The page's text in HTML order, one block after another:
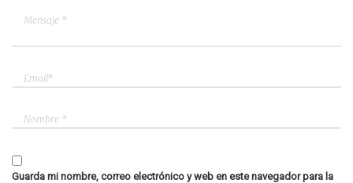
Guarda mi nombre, correo electrónico y web en este navegador para la